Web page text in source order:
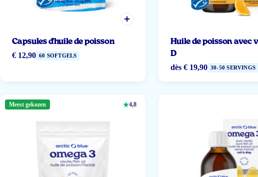
Capsules d'huile de poisson
€ 12,90 60 SOFTGELS
Huile de poisson avec
D
dès € 19,90 30-50 SERVINGS
Meest gekozen 4,8